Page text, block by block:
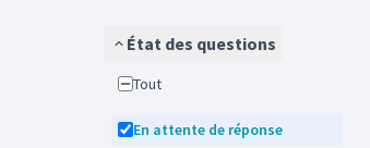
État des questions
Tout
En attente de réponse